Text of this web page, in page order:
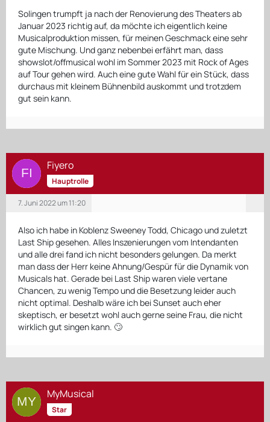
Solingen trumpft ja nach der Renovierung des Theaters ab
Januar 2023 richtig auf, da möchte ich eigentlich keine
Musicalproduktion missen, für meinen Geschmack eine sehr
gute Mischung. Und ganz nebenbei erfährt man, dass
showslot/offmusical wohl im Sommer 2023 mit Rock of Ages
auf Tour gehen wird. Auch eine gute Wahl für ein Stück, dass
durchaus mit kleinem Bühnenbild auskommt und trotzdem
gut sein kann.
Fiyero
Hauptrolle
7. Juni 2022 um 11:20
Also ich habe in Koblenz Sweeney Todd, Chicago und zuletzt
Last Ship gesehen. Alles Inszenierungen vom Intendanten
und alle drei fand ich nicht besonders gelungen. Da merkt
man dass der Herr keine Ahnung/Gespür für die Dynamik von
Musicals hat. Gerade bei Last Ship waren viele vertane
Chancen, zu wenig Tempo und die Besetzung leider auch
nicht optimal. Deshalb wäre ich bei Sunset auch eher
skeptisch, er besetzt wohl auch gerne seine Frau, die nicht
wirklich gut singen kann. 🙄
MyMusical
Star